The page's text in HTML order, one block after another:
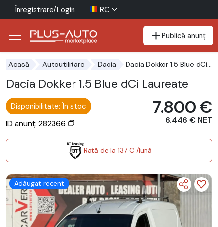
Înregistrare/Login RO
Publică anunț
Acasă Autoutilitare Dacia Dacia Dokker 1.5 Blue dCi Laureate
Dacia Dokker 1.5 Blue dCi Laureate
Disponibilitate: În stoc
ID anunț: 282366
7.800 €
6.446 € NET
Rată de la 137 € /lună
Adăugat recent